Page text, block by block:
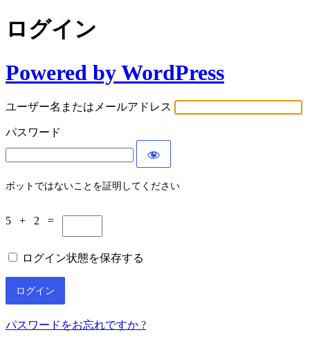
ログイン
Powered by WordPress
ユーザー名またはメールアドレス
パスワード
ボットではないことを証明してください
5 + 2 =
ログイン状態を保存する
パスワードをお忘れですか ?